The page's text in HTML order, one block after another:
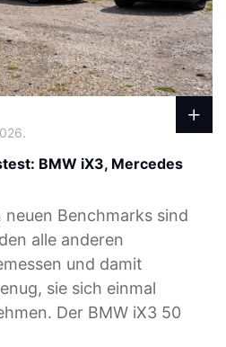
BMW iX3, Mercedes
Benchmarks sind
alle anderen
und damit
sie sich einmal
Der BMW iX3 50